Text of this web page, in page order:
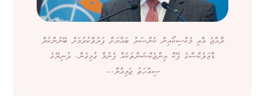
ރާއްޖެ އާއި މެކްސިކޯއިން ކެންސަރު ބައްޔަށް ފަރުވާކުރުމަށް ބޭނުންކުރާ
ޑާޒަލެކްސްގެ ފޭކް އިންޖެކްޝަންތަކެއް ފެނުމާ ގުޅިގެން، ދުނިޔޭގެ
ސިއްހަތު ޖަމިއްޔާ،...